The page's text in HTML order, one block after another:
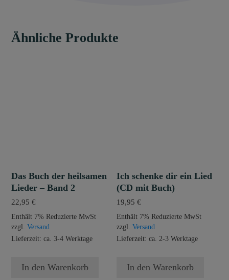
Ähnliche Produkte
Das Buch der heilsamen
Lieder – Band 2
22,95 €
Enthält 7% Reduzierte MwSt
zzgl. Versand
Lieferzeit: ca. 3-4 Werktage
In den Warenkorb
Ich schenke dir ein Lied
(CD mit Buch)
19,95€
Enthält 7% Reduzierte MwSt
zzgl.Versand
Lieferzeit: ca. 2-3 Werktage
In den Warenkorb